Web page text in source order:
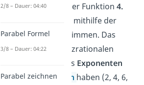
Die Nullstellen einer Funktion4.
kannst du mithilfe der
Substitution
bestimmen. Das
geht bei allen ganzrationalen
Funktionen, die als Exponenten
nurgerade Zahlen haben (2, 4, 6,
2/8 – Dauer: 04:40
Parabel Formel
3/8 – Dauer: 04:22
Parabel zeichnen